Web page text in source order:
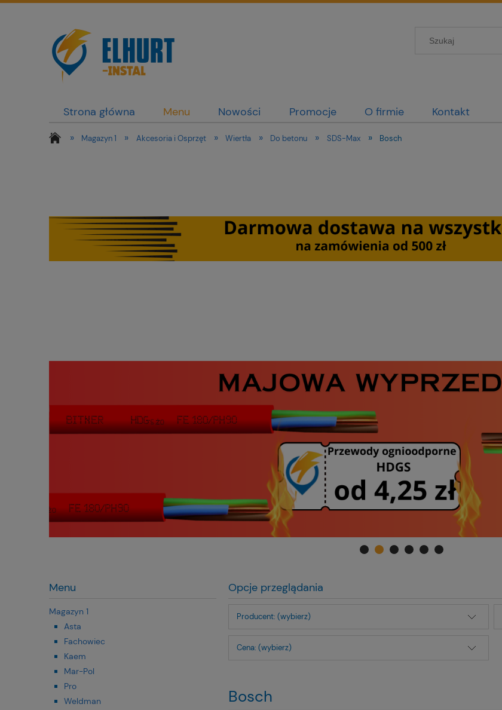
Strona główna Menu Nowości Promocje O firmie Kontakt
» Magazyn 1 » Akcesoria i Osprzęt » Wiertła » Do betonu » SDS-Max » Bosch
Menu
Magazyn 1
Asta
Fachowiec
Kaem
Mar-Pol
Pro
Weldman
Opcje przeglądania
Producent: (wybierz)
Cena: (wybierz)
Bosch